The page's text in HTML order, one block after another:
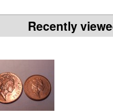
Recently